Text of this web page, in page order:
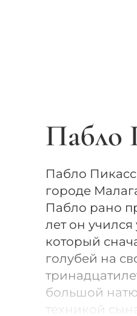
Пабло
Пабло
городе
Пабло рано
лет он учился
который
голубей на
большой
техникой сына,